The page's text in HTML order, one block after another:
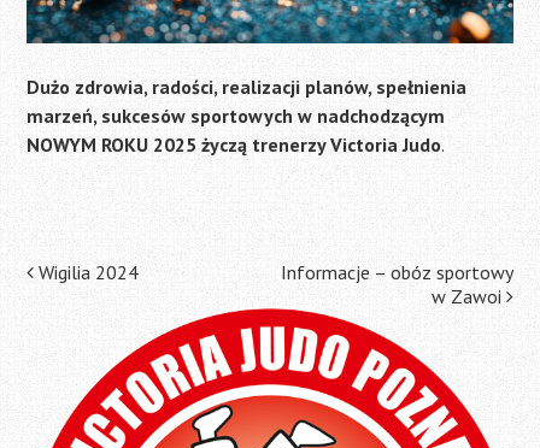
Dużo zdrowia, radości, realizacji planów, spełnienia
marzeń, sukcesów sportowych w nadchodzącym
NOWYM ROKU 2025 życzą trenerzy Victoria Judo.
Post
navigation
Wigilia 2024
Informacje – obóz sportowy
w Zawoi